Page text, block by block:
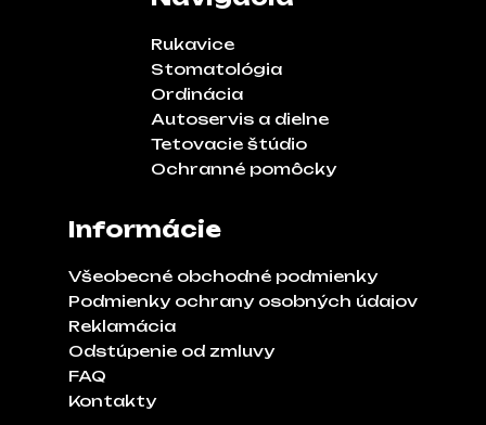
Rukavice
Stomatológia
Ordinácia
Autoservis a dielne
Tetovacie štúdio
Ochranné pomôcky
Informácie
Všeobecné obchodné podmienky
Podmienky ochrany osobných údajov
Reklamácia
Odstúpenie od zmluvy
FAQ
Kontakty